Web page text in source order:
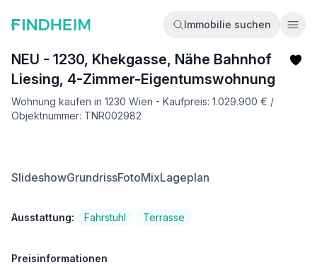
Immobilie suchen
NEU - 1230, Khekgasse, Nähe Bahnhof
Liesing, 4-Zimmer-Eigentumswohnung
Wohnung kaufen in 1230 Wien - Kaufpreis: 1.029.900 € /
Objektnummer: TNR002982
SlideshowGrundrissFotoMixLageplan
Ausstattung: Fahrstuhl Terrasse
Preisinformationen